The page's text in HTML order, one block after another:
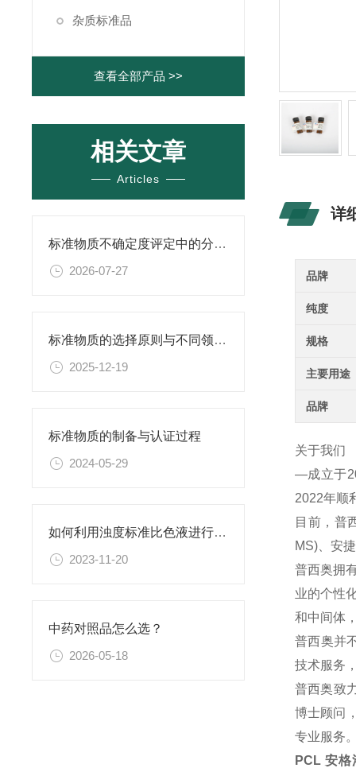
杂质标准品
查看全部产品 >>
相关文章
Articles
标准物质不确定度评定中的分量识别与量化计算方法
2026-07-27
标准物质的选择原则与不同领域应用匹配性分析
2025-12-19
标准物质的制备与认证过程
2024-05-29
如何利用浊度标准比色液进行水体生态系统的研究？
2023-11-20
中药对照品怎么选？
2026-05-18
详
品牌
纯度
规格
主要用途
品牌
关于我们
—成立于
2022年顺
目前，普
MS)、安
普西奥拥
业的个性
和中间体
普西奥并
技术服务
普西奥致
博士顾问
专业服务
PCL 安